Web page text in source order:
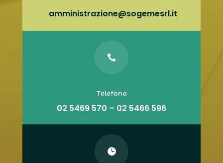
amministrazione@sogemesrl.it

Telefono
02 5469 570 – 02 5466 596
